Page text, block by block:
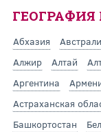
Абхазия
Алжир
Алтай
Аргентина
Астраханская
Башкортостан